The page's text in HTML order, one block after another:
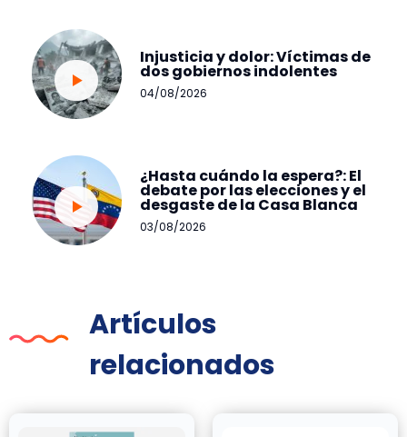
Injusticia y dolor: Víctimas de
dos gobiernos indolentes
04/08/2026
¿Hasta cuándo la espera?: El
debate por las elecciones y el
desgaste de la Casa Blanca
03/08/2026
Artículos
relacionados